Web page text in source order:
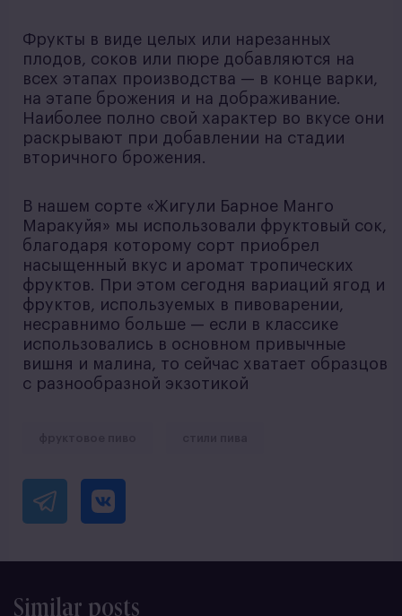
Фрукты в виде целых или нарезанных
плодов, соков или пюре добавляются на
всех этапах производства — в конце варки,
на этапе брожения и на дображивание.
Наиболее полно свой характер во вкусе они
раскрывают при добавлении на стадии
вторичного брожения.
В нашем сорте «Жигули Барное Манго
Маракуйя» мы использовали фруктовый сок,
благодаря которому сорт приобрел
насыщенный вкус и аромат тропических
фруктов. При этом сегодня вариаций ягод и
фруктов, используемых в пивоварении,
несравнимо больше — если в классике
использовались в основном привычные
вишня и малина, то сейчас хватает образцов
с разнообразной экзотикой
Similar posts